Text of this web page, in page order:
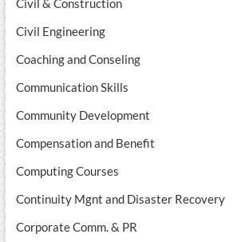
Civil & Construction
Civil Engineering
Coaching and Conseling
Communication Skills
Community Development
Compensation and Benefit
Computing Courses
Continuity Mgnt and Disaster Recovery
Corporate Comm. & PR